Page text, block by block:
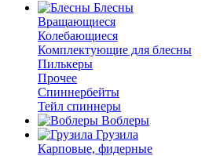
Блесны
Вращающиеся
Колебающиеся
Комплектующие для блесны
Пилькеры
Прочее
Спиннербейты
Тейл спиннеры
Воблеры
Грузила
Карповые, фидерные